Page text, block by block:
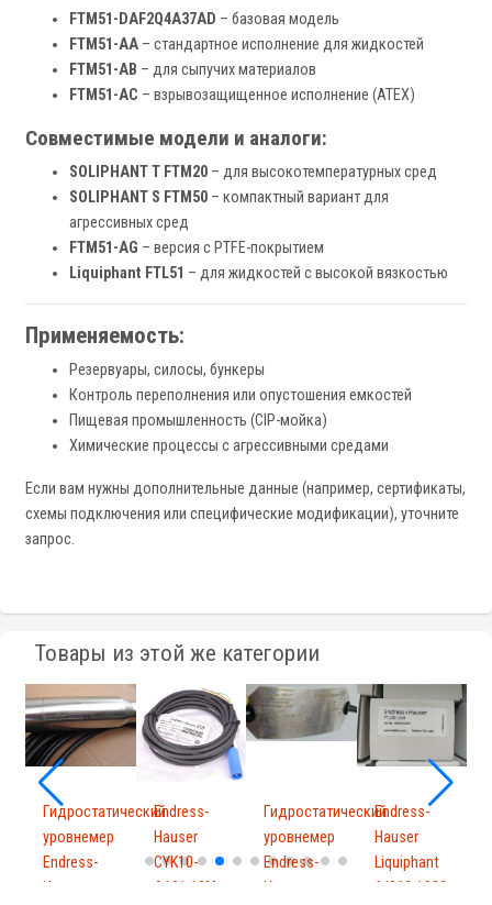
FTM51-DAF2Q4A37AD – базовая модель
FTM51-AA – стандартное исполнение для жидкостей
FTM51-AB – для сыпучих материалов
FTM51-AC – взрывозащищенное исполнение (ATEX)
Совместимые модели и аналоги:
SOLIPHANT T FTM20 – для высокотемпературных сред
SOLIPHANT S FTM50 – компактный вариант для
агрессивных сред
FTM51-AG – версия с PTFE-покрытием
Liquiphant FTL51 – для жидкостей с высокой вязкостью
Применяемость:
Резервуары, силосы, бункеры
Контроль переполнения или опустошения емкостей
Пищевая промышленность (CIP-мойка)
Химические процессы с агрессивными средами
Если вам нужны дополнительные данные (например, сертификаты,
схемы подключения или специфические модификации), уточните
запрос.
Товары из этой же категории
Гидростатический
уровнемер
Endress-
Hause...
Endress-
Hauser
CYK10-
A101 10M
Гидростатический
уровнемер
Endress-
Hause...
Endress-
Hauser
Liquiphant
ftl260-1029